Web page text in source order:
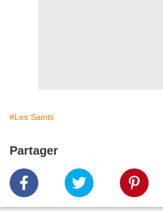
#Les Saints
Partager